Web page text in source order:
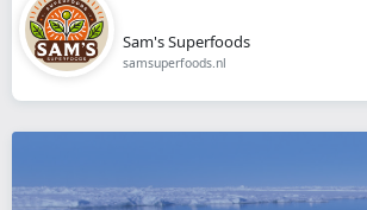
Sam's Superfoods
samsuperfoods.nl